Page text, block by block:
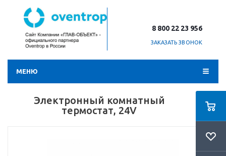
8 800 22 23 956
ЗАКАЗАТЬ ЗВОНОК
МЕНЮ
Электронный комнатный
термостат, 24V